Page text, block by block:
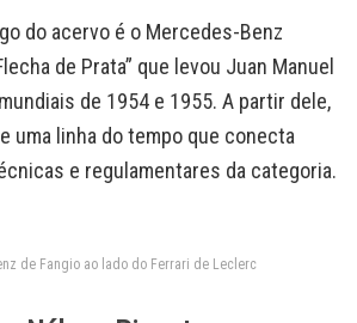
do acervo é o Mercedes-Benz
de Prata” que levou Juan Manuel
de 1954 e 1955. A partir dele,
uma linha do tempo que conecta
e regulamentares da categoria.
de Fangio ao lado do Ferrari de Leclerc